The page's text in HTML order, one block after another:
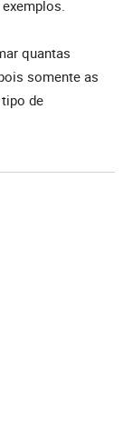
quantas
somente as
de